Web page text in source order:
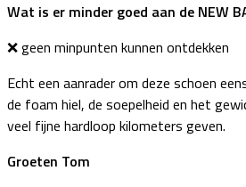
Wat is er minder goed aan de NEW
❌️ geen minpunten kunnen ontdekken
Echt een aanrader om deze schoen
de foam hiel, de soepelheid en het
veel fijne hardloop kilometers geven.
Groeten Tom